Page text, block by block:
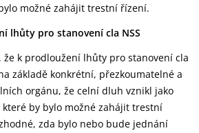
možné zahájit trestní řízení.
lhůty pro stanovení cla NSS
že k prodloužení lhůty pro stanovení cla
základě konkrétní, přezkoumatelné a
orgánu, že celní dluh vznikl jako
by bylo možné zahájit trestní
zda bylo nebo bude jednání